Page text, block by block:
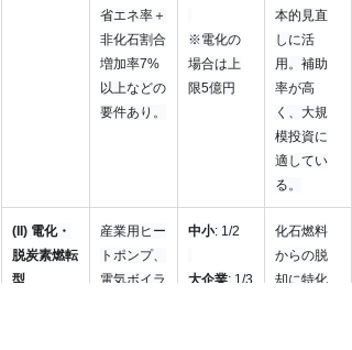
省エネ率＋
非化石割合
増加率7%
以上などの
要件あり。
※電化の
場合は上
限5億円
本的見直
しに活
用。補助
率が高
く、大規
模投資に
適してい
る。
(II) 電化・
脱炭素燃転
型
産業用ヒー
トポンプ、
電気ボイラ
中小: 1/2
大企業: 1/3
化石燃料
からの脱
却に特化